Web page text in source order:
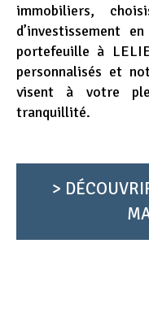
immobiliers,
d’investissement
portefeuille à
personnalisés et
visent à votre
tranquillité.
>